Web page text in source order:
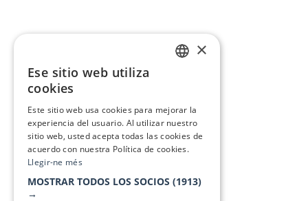
×
Ese sitio web utiliza
cookies
Este sitio web usa cookies para mejorar la
experiencia del usuario. Al utilizar nuestro
sitio web, usted acepta todas las cookies de
acuerdo con nuestra Política de cookies.
Llegir-ne més
MOSTRAR TODOS LOS SOCIOS (1913)
→